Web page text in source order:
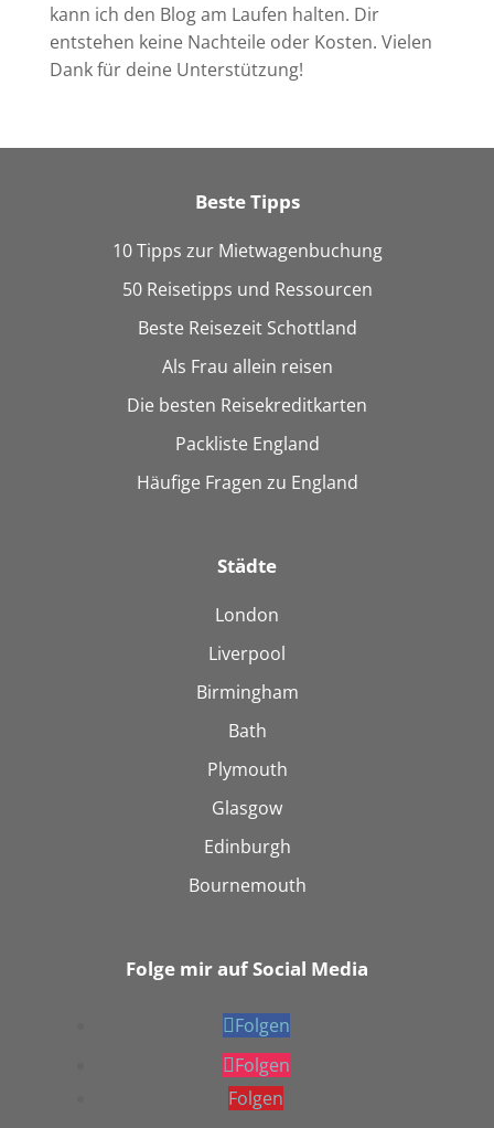
kann ich den Blog am Laufen halten. Dir
entstehen keine Nachteile oder Kosten. Vielen
Dank für deine Unterstützung!
Beste Tipps
10 Tipps zur Mietwagenbuchung
50 Reisetipps und Ressourcen
Beste Reisezeit Schottland
Als Frau allein reisen
Die besten Reisekreditkarten
Packliste England
Häufige Fragen zu England
Städte
London
Liverpool
Birmingham
Bath
Plymouth
Glasgow
Edinburgh
Bournemouth
Folge mir auf Social Media
Folgen
Folgen
Folgen